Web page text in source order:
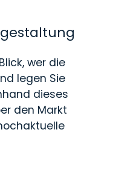
wer die
legen Sie
dieses
den Markt